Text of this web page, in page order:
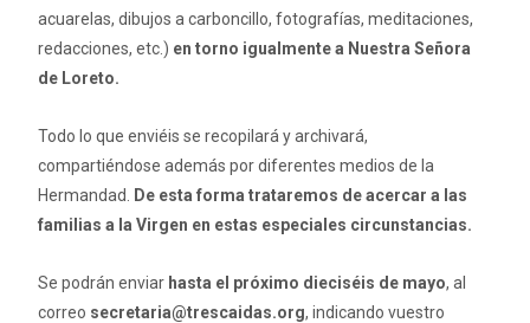
acuarelas, dibujos a carboncillo, fotografías, meditaciones,
redacciones, etc.) en torno igualmente a Nuestra Señora
de Loreto.
Todo lo que enviéis se recopilará y archivará,
compartiéndose además por diferentes medios de la
Hermandad.
De esta forma trataremos de acercar a las
familias a la Virgen en estas especiales circunstancias.
Se podrán enviar hasta el próximo dieciséis de mayo, al
correo secretaria@trescaidas.org, indicando vuestro